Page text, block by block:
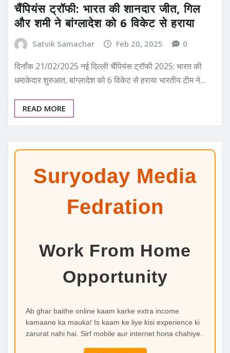
चैंपियंस ट्रॉफी: भारत की शानदार जीत, गिल
और शमी ने बांग्लादेश को 6 विकेट से हराया
Satvik Samachar Feb 20, 2025 0
दिनाँक 21/02/2025 नई दिल्ली चैंपियंस ट्रॉफी 2025: भारत की
धमाकेदार शुरुआत, बांग्लादेश को 6 विकेट से हराया भारतीय टीम ने…
READ MORE
Suryoday Media
Fedration
Work From Home
Opportunity
Ab ghar baithe online kaam karke extra income
kamaane ka mauka! Is kaam ke liye kisi experience ki
zarurat nahi hai. Sirf mobile aur internet hona chahiye.